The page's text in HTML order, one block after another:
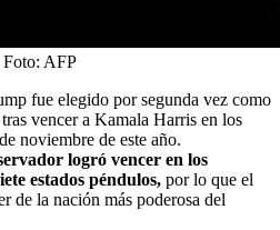
Foto: AFP
fue elegido por segunda vez como
vencer a Kamala Harris en los
noviembre de este año.
logró vencer en los
estados péndulos, por lo que el
de la nación más poderosa del